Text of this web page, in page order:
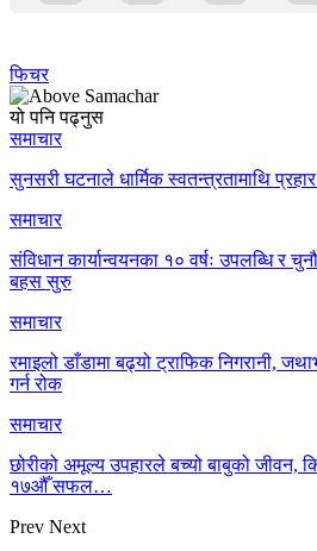
फिचर
यो पनि पढ्नुस
समाचार
सुनसरी घटनाले धार्मिक स्वतन्त्रतामाथि प्रहार
समाचार
संविधान कार्यान्वयनका १० वर्षः उपलब्धि र
बहस सुरु
समाचार
रमाइलो डाँडामा बढ्यो ट्राफिक निगरानी,
गर्न रोक
समाचार
छोरीको अमूल्य उपहारले बच्यो बाबुको जीवन,
१७औँ सफल…
Prev Next